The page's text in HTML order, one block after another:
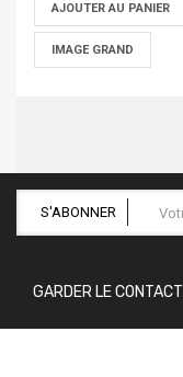
AJOUTER AU PANIER
IMAGE GRAND
S'ABONNER
GARDER LE CONTACT